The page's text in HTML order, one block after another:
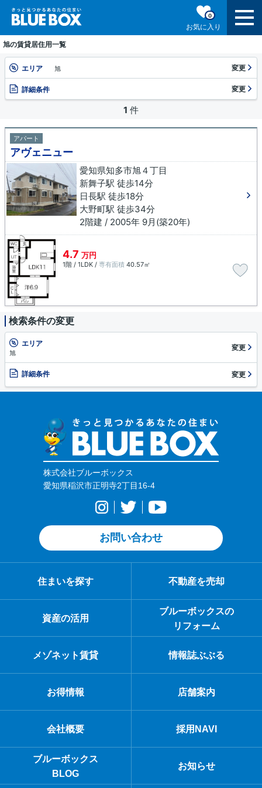
お気に入り
0
旭の賃貸居住用一覧
エリア 旭 変更
詳細条件 変更
1 件
アパート
アヴェニュー
愛知県知多市旭４丁目
新舞子駅 徒歩14分
日長駅 徒歩18分
大野町駅 徒歩34分
2階建 / 2005年 9月(築20年)
4.7 万円
1階 / 1LDK / 専有面積 40.57㎡
検索条件の変更
エリア
旭
変更
詳細条件 変更
株式会社ブルーボックス
愛知県稲沢市正明寺2丁目16-4
お問い合わせ
住まいを探す 不動産を売却
資産の活用
ブルーボックスの
リフォーム
メゾネット賃貸 情報誌ぶぶる
お得情報 店舗案内
会社概要 採用NAVI
ブルーボックス
BLOG
お知らせ